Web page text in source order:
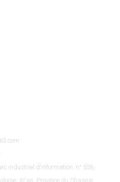
industriel d'information, n° 526,
Xi'an, Province du Shaanxi